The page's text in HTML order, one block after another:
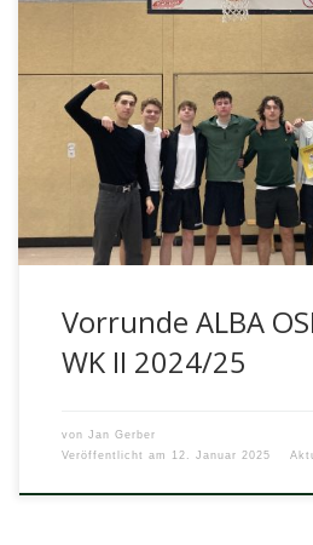
In der Vorrunde der
Arndt-Gymnasium zwei Teams.
spielte in der Wettkampfklasse 1
Vorrunde ALBA
WK II 2024/25
von Jan Gerber
Veröffentlicht am
12. Januar 2025